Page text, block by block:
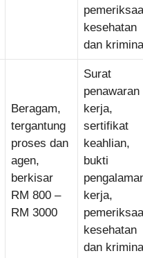
kesehatan
dan
Beragam,
tergantung
proses dan
agen,
berkisar
RM 800 –
RM 3000
Surat
penawaran
kerja,
sertifikat
keahlian,
bukti
kerja,
kesehatan
dan